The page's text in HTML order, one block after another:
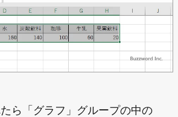
ら「グラフ」グループの中の